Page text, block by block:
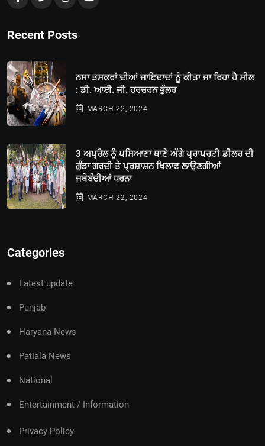
Recent Posts
ਨਸਾ ਤਸਕਰਾਂ ਦੀਆਂ ਜਾਇਦਾਦਾਂ ਨੂੰ ਕੀਤਾ ਜਾ ਰਿਹਾ ਹੈ ਸੀਲ
: ਡੀ. ਆਈ. ਜੀ. ਹਰਚਰਨ ਭੁੱਲਰ
MARCH 22, 2024
3 ਅਪ੍ਰੈਲ ਨੂੰ ਪਸਿਆਣਾ ਥਾਣੇ ਅੱਗੇ ਪ੍ਰਾਪਰਟੀ ਡੀਲਰ ਦੀ
ਗੁੰਡਾ ਗਰਦੀ ਤੇ ਪ੍ਰਸ਼ਾਸ਼ਨ ਖਿਲਾਫ ਲਾਉਣਗੀਆਂ
ਜਥੇਬੰਦੀਆਂ ਧਰਨਾ
MARCH 22, 2024
Categories
Latest update
Punjab
Haryana News
Patiala News
National
Entertainment / Information
Privacy Policy